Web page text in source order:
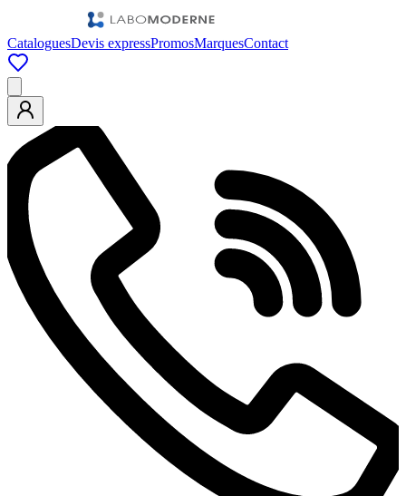
CataloguesDevis expressPromosMarquesContact